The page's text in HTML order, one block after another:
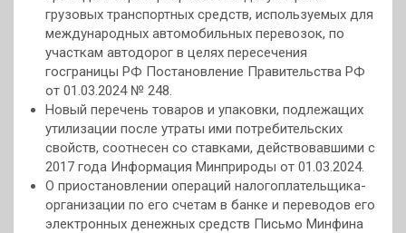
грузовых транспортных средств, используемых для
международных автомобильных перевозок, по
участкам автодорог в целях пересечения
госграницы РФ Постановление Правительства РФ
от 01.03.2024 № 248.
Новый перечень товаров и упаковки, подлежащих
утилизации после утраты ими потребительских
свойств, соотнесен со ставками, действовавшими с
2017 года Информация Минприроды от 01.03.2024.
О приостановлении операций налогоплательщика-
организации по его счетам в банке и переводов его
электронных денежных средств Письмо Минфина